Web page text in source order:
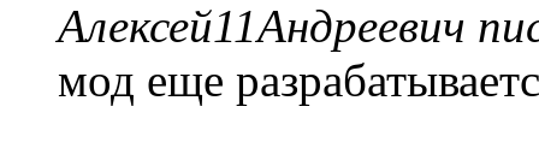
Алексей11Андреевич
мод еще